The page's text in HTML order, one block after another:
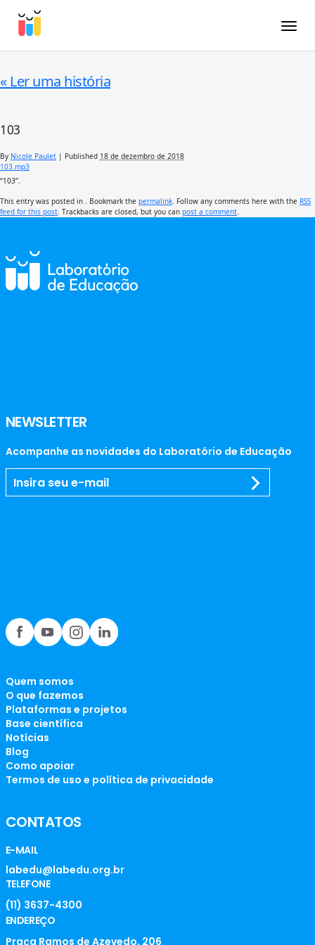
« Ler uma história
103
By Nicole Paulet | Published 18 de dezembro de 2018
103.mp3
“103”.
This entry was posted in . Bookmark the permalink . Follow any comments here with the RSS
feed for this post . Trackbacks are closed, but you can post a comment
NEWSLETTER
Acompanhe as novidades do Laboratório de Educação
Quem somos
O que fazemos
Plataformas e projetos
Base científica
Notícias
Blog
Como apoiar
Termos de uso e política de privacidade
CONTATOS
E-MAIL
labedu@labedu.org.br
TELEFONE
(11) 3637-4300
ENDEREÇO
Praça Ramos de Azevedo, 206